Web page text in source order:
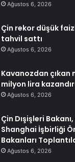
Ağustos 6, 2026
Çin rekor düşük
tahvil sattı
Ağustos 6, 2026
Kavanozdan çıkan
milyon lira
Ağustos 6, 2026
Çin Dışişleri
Shanghai İşbirliği
Bakanları
Ağustos 6, 2026